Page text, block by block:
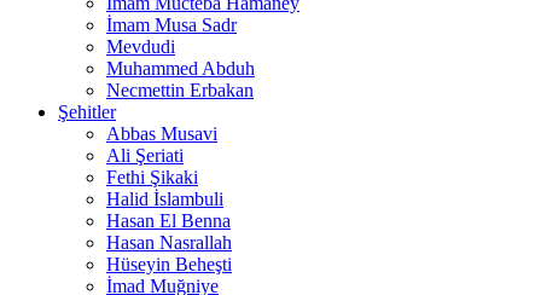
İmam Musa Sadr
Mevdudi
Muhammed Abduh
Necmettin Erbakan
Şehitler
Abbas Musavi
Ali Şeriati
Fethi Şikaki
Halid İslambuli
Hasan El Benna
Hasan Nasrallah
Hüseyin Beheşti
İmad Muğniye